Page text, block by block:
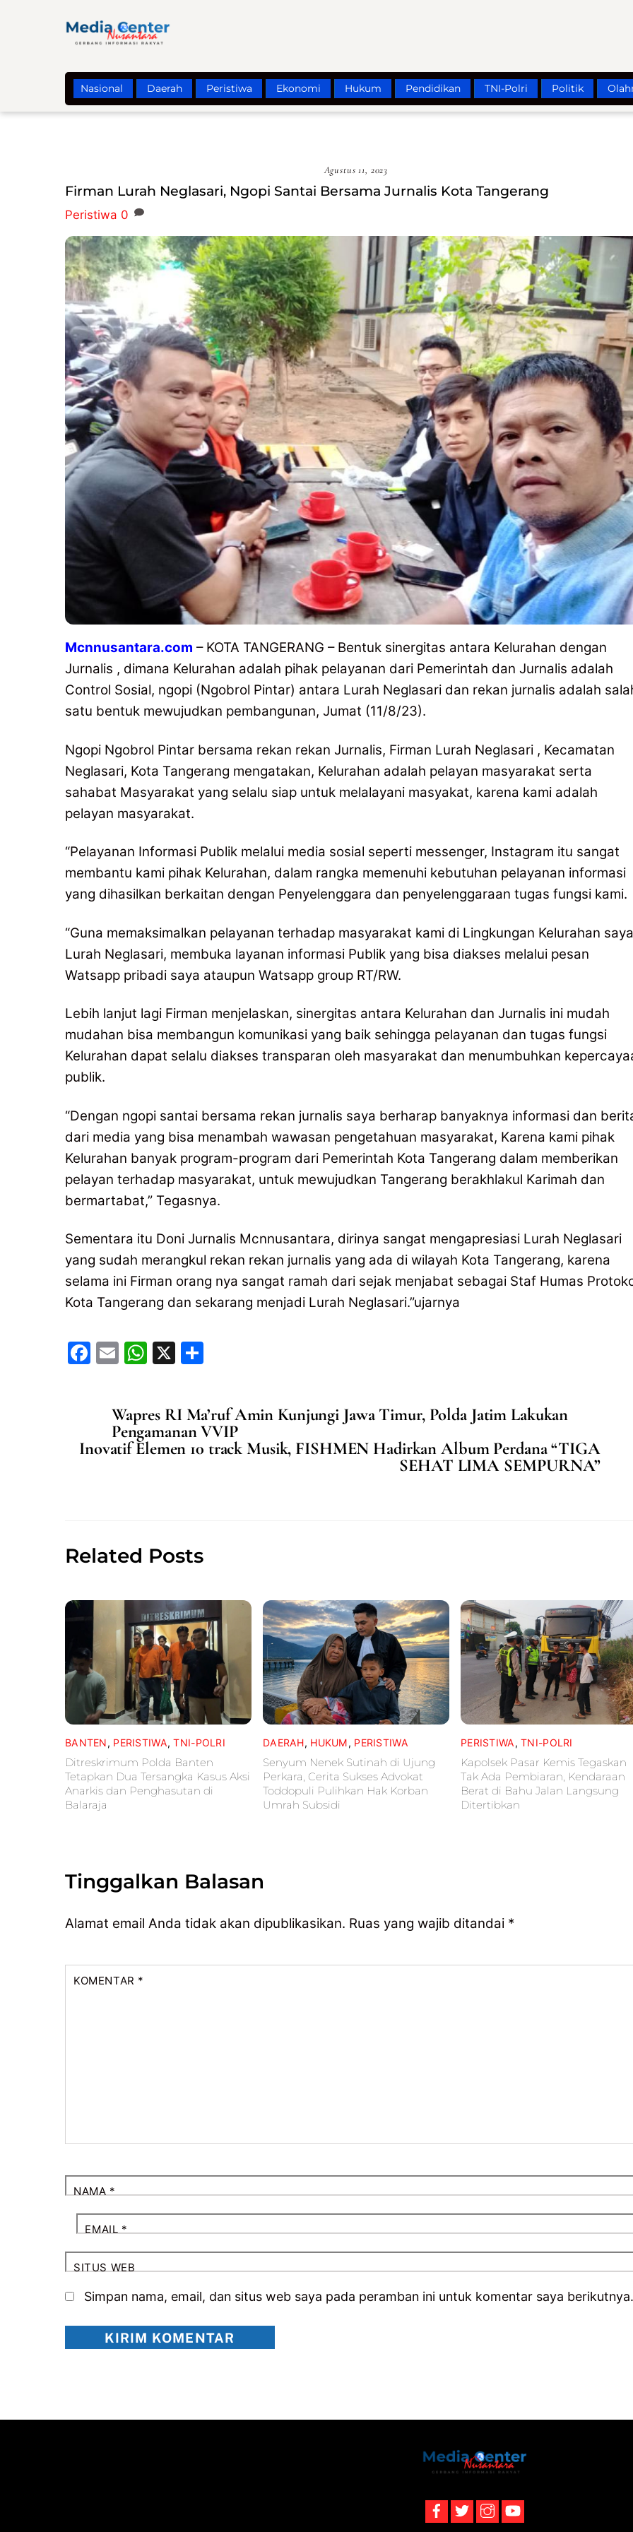
Nasional Daerah Peristiwa Ekonomi Hukum Pendidikan TNI-Polri Politik
Agustus 11, 2023
Firman Lurah Neglasari, Ngopi Santai Bersama Jurnalis Kota Tangerang
Peristiwa 0
Mcnnusantara.com – KOTA TANGERANG – Bentuk sinergitas antara Kelurahan dengan
Jurnalis , dimana Kelurahan adalah pihak pelayanan dari Pemerintah dan Jurnalis adalah
Control Sosial, ngopi (Ngobrol Pintar) antara Lurah Neglasari dan rekan jurnalis adalah
satu bentuk mewujudkan pembangunan, Jumat (11/8/23).
Ngopi Ngobrol Pintar bersama rekan rekan Jurnalis, Firman Lurah Neglasari , Kecamatan
Neglasari, Kota Tangerang mengatakan, Kelurahan adalah pelayan masyarakat serta
sahabat Masyarakat yang selalu siap untuk melalayani masyakat, karena kami adalah
pelayan masyarakat.
“Pelayanan Informasi Publik melalui media sosial seperti messenger, Instagram itu sangat
membantu kami pihak Kelurahan, dalam rangka memenuhi kebutuhan pelayanan informasi
yang dihasilkan berkaitan dengan Penyelenggara dan penyelenggaraan tugas fungsi kami.
“Guna memaksimalkan pelayanan terhadap masyarakat kami di Lingkungan Kelurahan saya
Lurah Neglasari, membuka layanan informasi Publik yang bisa diakses melalui pesan
Watsapp pribadi saya ataupun Watsapp group RT/RW.
Lebih lanjut lagi Firman menjelaskan, sinergitas antara Kelurahan dan Jurnalis ini mudah
mudahan bisa membangun komunikasi yang baik sehingga pelayanan dan tugas fungsi
Kelurahan dapat selalu diakses transparan oleh masyarakat dan menumbuhkan
publik.
“Dengan ngopi santai bersama rekan jurnalis saya berharap banyaknya informasi dan
dari media yang bisa menambah wawasan pengetahuan masyarakat, Karena kami pihak
Kelurahan banyak program-program dari Pemerintah Kota Tangerang dalam memberikan
pelayan terhadap masyarakat, untuk mewujudkan Tangerang berakhlakul Karimah dan
bermartabat,” Tegasnya.
Sementara itu Doni Jurnalis Mcnnusantara, dirinya sangat mengapresiasi Lurah Neglasari
yang sudah merangkul rekan rekan jurnalis yang ada di wilayah Kota Tangerang, karena
selama ini Firman orang nya sangat ramah dari sejak menjabat sebagai Staf Humas
Kota Tangerang dan sekarang menjadi Lurah Neglasari.”ujarnya
F
b
E
l
W
s
A
X
e
Wapres RI Ma’ruf Amin Kunjungi Jawa Timur, Polda Jatim Lakukan
Pengamanan VVIP
Inovatif Elemen 10 track Musik, FISHMEN Hadirkan Album Perdana “TIGA
SEHAT LIMA SEMPURNA”
Related Posts
BANTEN, PERISTIWA,TNI-POLRI
Ditreskrimum Polda Banten
Tetapkan Dua Tersangka Kasus Aksi
Anarkis dan Penghasutan di
Balaraja
DAERAH, HUKUM, PERISTIWA
Senyum Nenek Sutinah di Ujung
Perkara, Cerita Sukses Advokat
Toddopuli Pulihkan Hak Korban
Umrah Subsidi
PERISTIWA,TNI-POLRI
Kapolsek Pasar Kemis Tegaskan
Tak Ada Pembiaran, Kendaraan
Berat di Bahu Jalan Langsung
Ditertibkan
Tinggalkan Balasan
Alamat email Anda tidak akan dipublikasikan. Ruas yang wajib ditandai *
KOMENTAR *
NAMA*
EMAIL*
SITUS WEB
Simpan nama, email, dan situs web saya pada peramban ini untuk komentar saya
Back
To